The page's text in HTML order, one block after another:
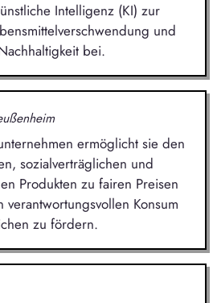
Intelligenz (KI) zur
und
bei.
ermöglicht sie den
sozialverträglichen und
Produkten zu fairen Preisen
Konsum
zu fördern.